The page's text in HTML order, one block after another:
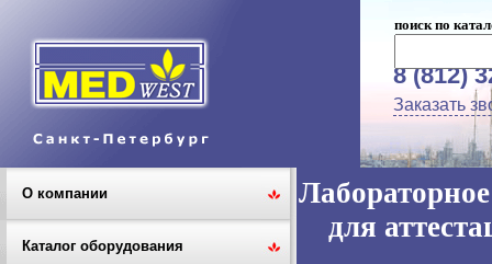
поиск по
8 (812)
Заказать
О компании
Каталог оборудования
для